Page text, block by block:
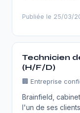
Publiée le 25/03/
Technicien
(H/F/D)
🏢 Entreprise
Brainfield,
l'un de ses